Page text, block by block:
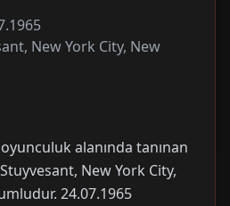
New York City, New
alanında tanınan
New York City,
24.07.1965